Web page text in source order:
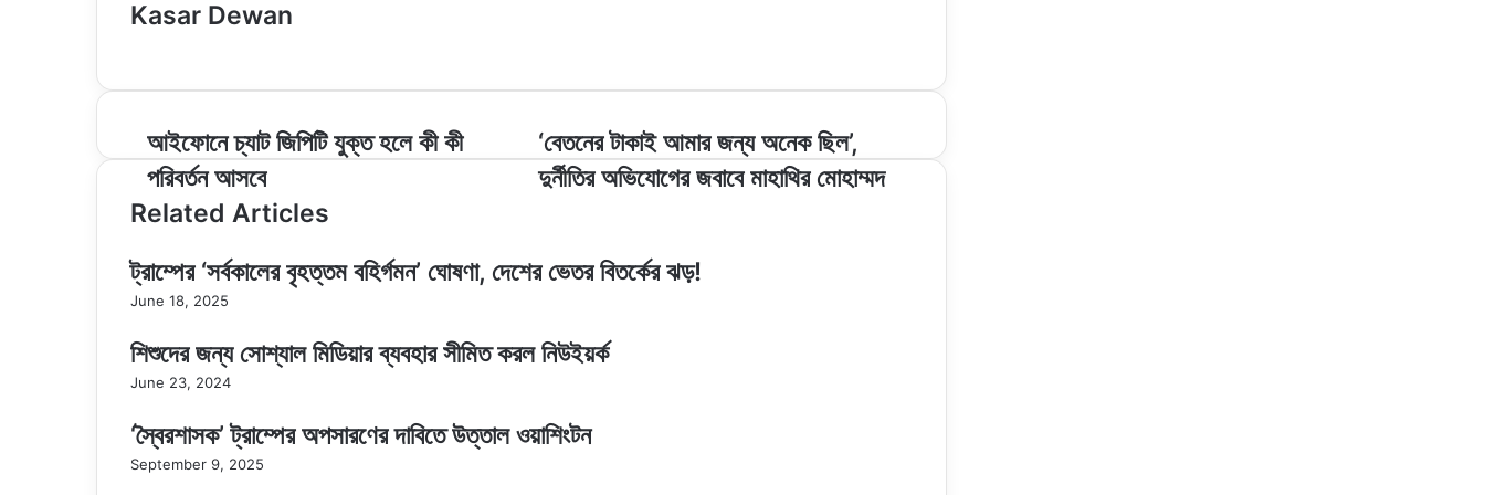
Kasar Dewan
আইফোনে
চ্যাট
জিপিটি
যুক্ত
হলে
কী
পরিবর্তন
আইফোনে চ্যাট জিপিটি যুক্ত হলে কী কী
পরিবর্তন আসবে
‘বেতনের
টাকাই
আমার
দুর্নীতির
মাহাথির
মোহাম্মদ
‘বেতনের টাকাই আমার জন্য অনেক ছিল’,
দুর্নীতির অভিযোগের জবাবে মাহাথির মোহাম্মদ
Related Articles
ট্রাম্পের ‘সর্বকালের বৃহত্তম বহির্গমন’ ঘোষণা, দেশের ভেতর বিতর্কের ঝড়!
June 18, 2025
শিশুদের জন্য সোশ্যাল মিডিয়ার ব্যবহার সীমিত করল নিউইয়র্ক
June 23, 2024
‘স্বৈরশাসক’ ট্রাম্পের অপসারণের দাবিতে উত্তাল ওয়াশিংটন
September 9, 2025